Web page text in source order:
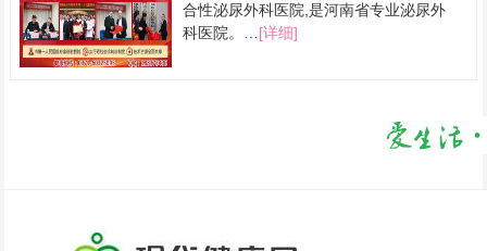
合性泌尿外科医院,是河南省专业泌尿外
科医院。… [详细]